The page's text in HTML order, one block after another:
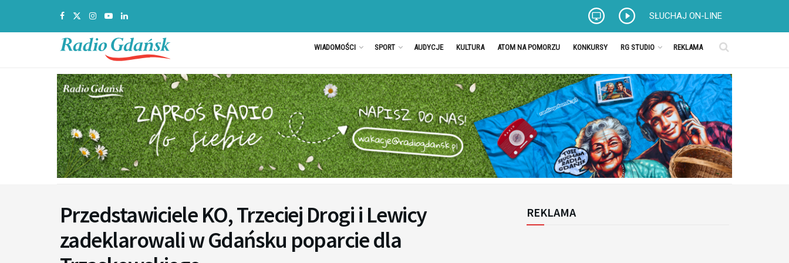
SŁUCHAJ ON-LINE
WIADOMOŚCI SPORT AUDYCJE KULTURA ATOM NA POMORZU KONKURSY RG STUDIO REKLAMA
Przedstawiciele KO, Trzeciej Drogi i Lewicy
zadeklarowali w Gdańsku poparcie dla
REKLAMA